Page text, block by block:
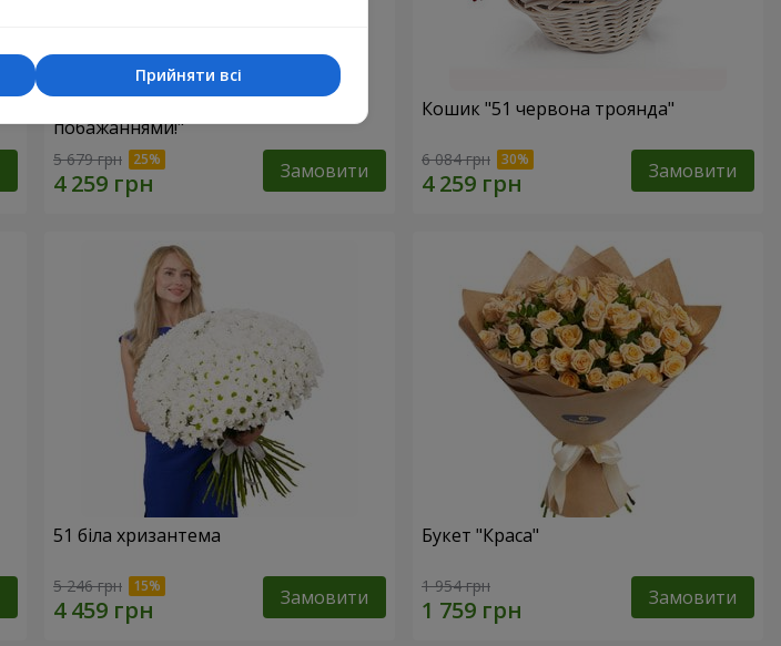
побажаннями!"
5 679 грн Замовити
Кошик "51 червона троянда"
6 084 грн Замовити
51 біла хризантема
5 246 грн Замовити
Букет "Краса"
1 954 грн Замовити
Прийняти всі